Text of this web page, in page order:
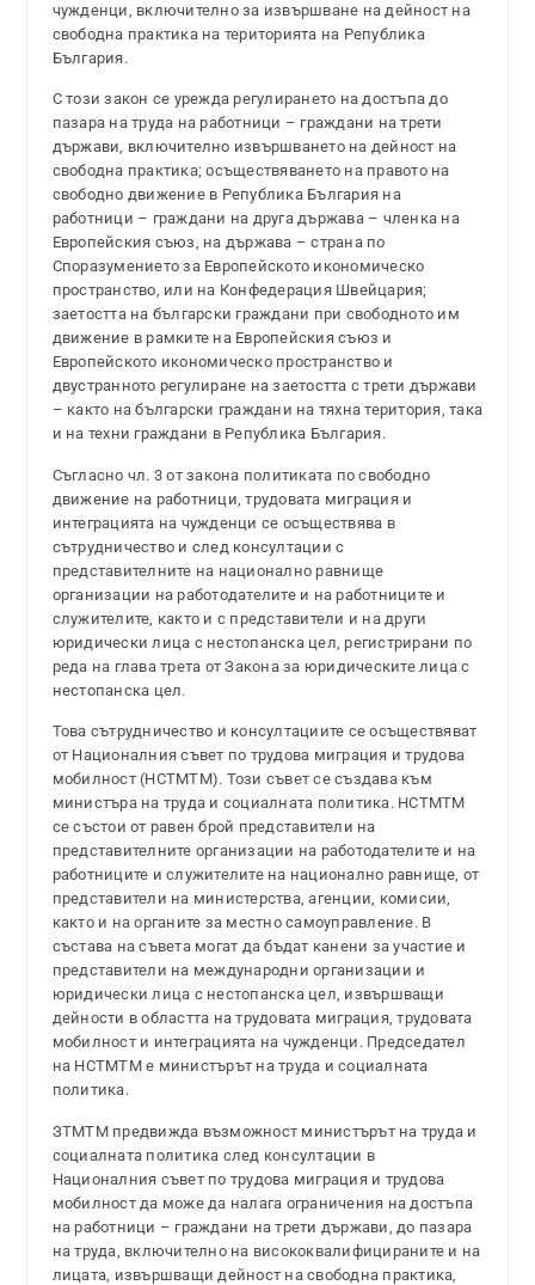
чужденци, включително за извършване на дейност на
свободна практика на територията на Република
България.
С този закон се урежда регулирането на достъпа до
пазара на труда на работници – граждани на трети
държави, включително извършването на дейност на
свободна практика; осъществяването на правото на
свободно движение в Република България на
работници – граждани на друга държава – членка на
Европейския съюз, на държава – страна по
Споразумението за Европейското икономическо
пространство, или на Конфедерация Швейцария;
заетостта на български граждани при свободното им
движение в рамките на Европейския съюз и
Европейското икономическо пространство и
двустранното регулиране на заетостта с трети държави
– както на български граждани на тяхна територия, така
и на техни граждани в Република България.
Съгласно чл. 3 от закона политиката по свободно
движение на работници, трудовата миграция и
интеграцията на чужденци се осъществява в
сътрудничество и след консултации с
представителните на национално равнище
организации на работодателите и на работниците и
служителите, както и с представители и на други
юридически лица с нестопанска цел, регистрирани по
реда на глава трета от Закона за юридическите лица с
нестопанска цел.
Това сътрудничество и консултациите се осъществяват
от Националния съвет по трудова миграция и трудова
мобилност (НСТМТМ). Този съвет се създава към
министъра на труда и социалната политика. НСТМТМ
се състои от равен брой представители на
представителните организации на работодателите и на
работниците и служителите на национално равнище, от
представители на министерства, агенции, комисии,
както и на органите за местно самоуправление. В
състава на съвета могат да бъдат канени за участие и
представители на международни организации и
юридически лица с нестопанска цел, извършващи
дейности в областта на трудовата миграция, трудовата
мобилност и интеграцията на чужденци. Председател
на НСТМТМ е министърът на труда и социалната
политика.
ЗТМТМ предвижда възможност министърът на труда и
социалната политика след консултации в
Националния съвет по трудова миграция и трудова
мобилност да може да налага ограничения на достъпа
на работници – граждани на трети държави, до пазара
на труда, включително на висококвалифицираните и на
лицата, извършващи дейност на свободна практика,